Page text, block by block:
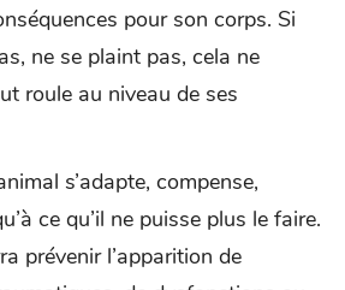
pour son corps. Si
ne se plaint pas, cela ne
roule au niveau de ses
s’adapte, compense,
ce qu’il ne puisse plus le faire.
prévenir l’apparition de